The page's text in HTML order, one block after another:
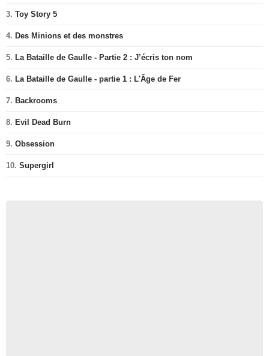
3. Toy Story 5
4. Des Minions et des monstres
5. La Bataille de Gaulle - Partie 2 : J’écris ton nom
6. La Bataille de Gaulle - partie 1 : L'Âge de Fer
7. Backrooms
8. Evil Dead Burn
9. Obsession
10. Supergirl